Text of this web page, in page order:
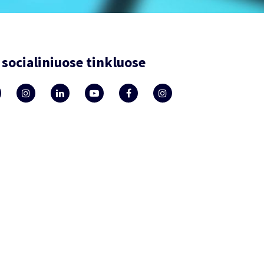
socialiniuose tinkluose